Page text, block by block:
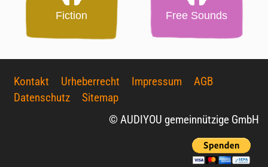
Fiction Free Sounds
Kontakt Urheberrecht Impressum
AGB
Datenschutz
Sitemap
© AUDIYOU gemeinnützige GmbH